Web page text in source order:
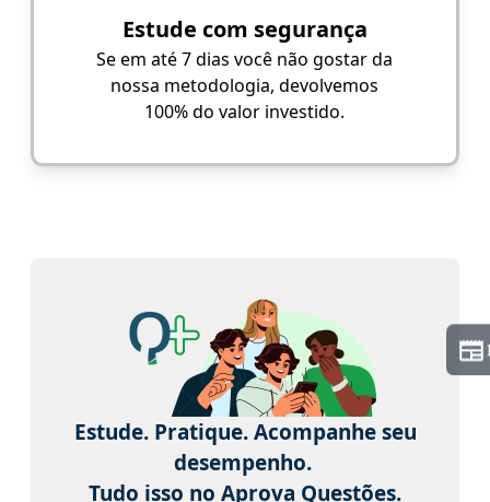
Estude com segurança
Se em até 7 dias você não gostar da
nossa metodologia, devolvemos
100% do valor investido.
Estude. Pratique. Acompanhe seu
desempenho.
Tudo isso no Aprova Questões.